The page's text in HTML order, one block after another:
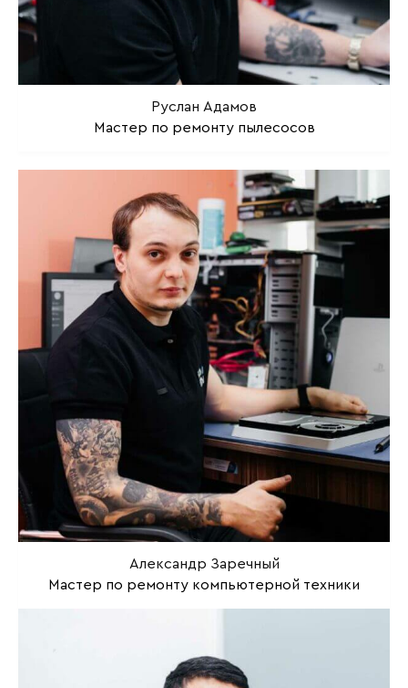
Руслан Адамов
Мастер по ремонту пылесосов
Александр Заречный
Мастер по ремонту компьютерной техники